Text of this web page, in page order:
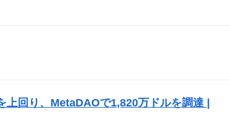
上回り、MetaDAOで1,820万ドルを調達 |